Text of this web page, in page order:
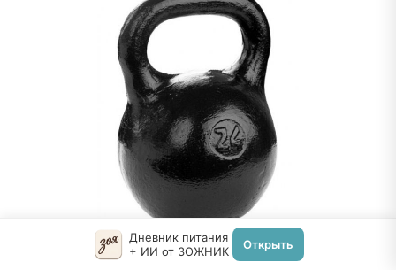
Тренировка: программа-минимум с гирей от Павла
Дневник питания
+ ИИ от ЗОЖНИК
Открыть